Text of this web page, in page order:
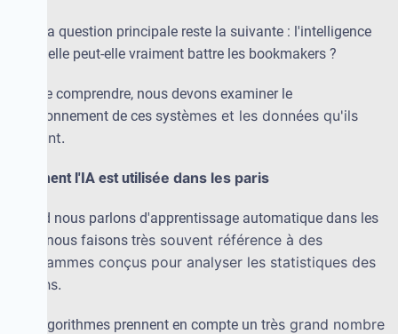
Mais la question principale reste la suivante : l'intelligence
artificielle peut-elle vraiment battre les bookmakers ?
Pour le comprendre, nous devons examiner le
fonctionnement de ces systèmes et les données qu'ils
utilisent.
Comment l'IA est utilisée dans les paris
Quand nous parlons d'apprentissage automatique dans les
paris, nous faisons très souvent référence à des
programmes conçus pour analyser les statistiques des
matchs.
Ces algorithmes prennent en compte un très grand nombre